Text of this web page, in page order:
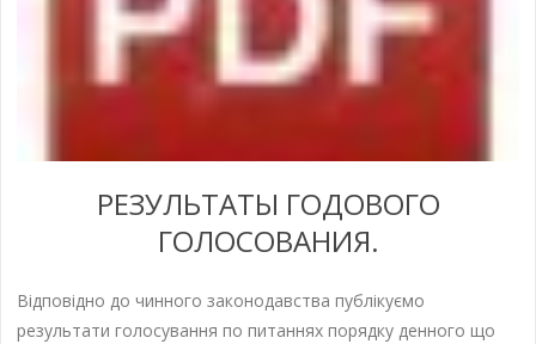
РЕЗУЛЬТАТЫ ГОДОВОГО
ГОЛОСОВАНИЯ.
Відповідно до чинного законодавства публікуємо
результати голосування по питаннях порядку денного що